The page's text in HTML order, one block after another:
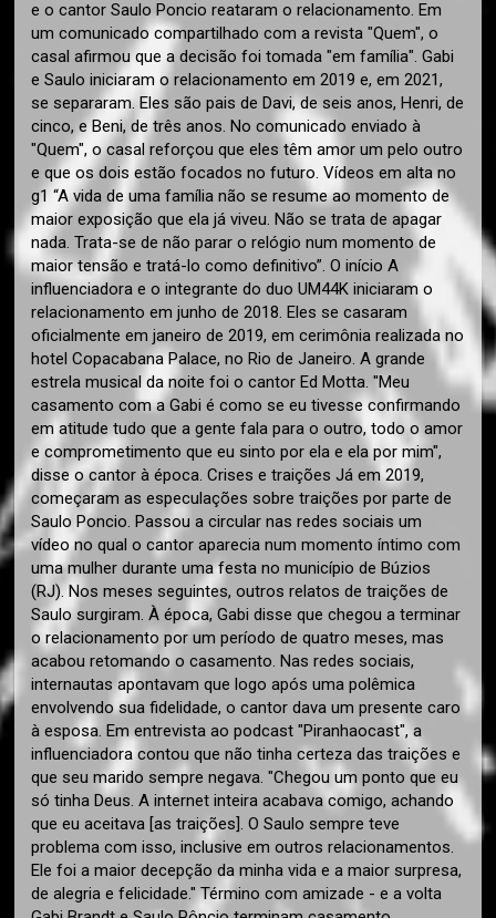
e o cantor Saulo Poncio reataram o relacionamento. Em
um comunicado compartilhado com a revista "Quem", o
casal afirmou que a decisão foi tomada "em família". Gabi
e Saulo iniciaram o relacionamento em 2019 e, em 2021,
se separaram. Eles são pais de Davi, de seis anos, Henri, de
cinco, e Beni, de três anos. No comunicado enviado à
"Quem", o casal reforçou que eles têm amor um pelo outro
e que os dois estão focados no futuro. Vídeos em alta no
g1 “A vida de uma família não se resume ao momento de
maior exposição que ela já viveu. Não se trata de apagar
nada. Trata-se de não parar o relógio num momento de
maior tensão e tratá-lo como definitivo”. O início A
influenciadora e o integrante do duo UM44K iniciaram o
relacionamento em junho de 2018. Eles se casaram
oficialmente em janeiro de 2019, em cerimônia realizada no
hotel Copacabana Palace, no Rio de Janeiro. A grande
estrela musical da noite foi o cantor Ed Motta. "Meu
casamento com a Gabi é como se eu tivesse confirmando
em atitude tudo que a gente fala para o outro, todo o amor
e comprometimento que eu sinto por ela e ela por mim",
disse o cantor à época. Crises e traições Já em 2019,
começaram as especulações sobre traições por parte de
Saulo Poncio. Passou a circular nas redes sociais um
vídeo no qual o cantor aparecia num momento íntimo com
uma mulher durante uma festa no município de Búzios
(RJ). Nos meses seguintes, outros relatos de traições de
Saulo surgiram. À época, Gabi disse que chegou a terminar
o relacionamento por um período de quatro meses, mas
acabou retomando o casamento. Nas redes sociais,
internautas apontavam que logo após uma polêmica
envolvendo sua fidelidade, o cantor dava um presente caro
à esposa. Em entrevista ao podcast "Piranhaocast", a
influenciadora contou que não tinha certeza das traições e
que seu marido sempre negava. "Chegou um ponto que eu
só tinha Deus. A internet inteira acabava comigo, achando
que eu aceitava [as traições]. O Saulo sempre teve
problema com isso, inclusive em outros relacionamentos.
Ele foi a maior decepção da minha vida e a maior surpresa,
de alegria e felicidade." Término com amizade - e a volta